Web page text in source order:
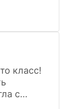
класс!
с